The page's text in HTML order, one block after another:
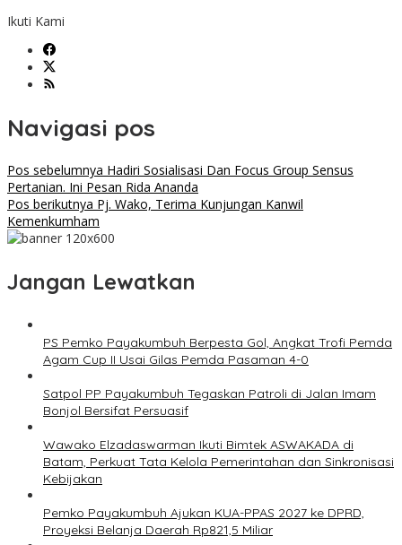
Ikuti Kami
Navigasi pos
Pos sebelumnya Hadiri Sosialisasi Dan Focus Group Sensus
Pertanian. Ini Pesan Rida Ananda
Pos berikutnya Pj. Wako, Terima Kunjungan Kanwil
Kemenkumham
Jangan Lewatkan
PS Pemko Payakumbuh Berpesta Gol, Angkat Trofi Pemda
Agam Cup II Usai Gilas Pemda Pasaman 4-0
Satpol PP Payakumbuh Tegaskan Patroli di Jalan Imam
Bonjol Bersifat Persuasif
Wawako Elzadaswarman Ikuti Bimtek ASWAKADA di
Batam, Perkuat Tata Kelola Pemerintahan dan Sinkronisasi
Kebijakan
Pemko Payakumbuh Ajukan KUA-PPAS 2027 ke DPRD,
Proyeksi Belanja Daerah Rp821,5 Miliar